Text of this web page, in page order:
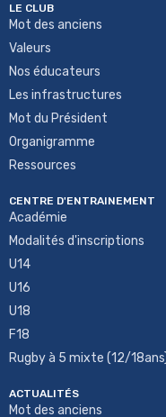
LE CLUB
Mot des anciens
Valeurs
Nos éducateurs
Les infrastructures
Mot du Président
Organigramme
Ressources
CENTRE D'ENTRAINEMENT
Académie
Modalités d'inscriptions
U14
U16
U18
F18
Rugby à 5 mixte (12/
ACTUALITÉS
Mot des anciens